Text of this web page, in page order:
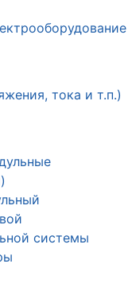
тока и т.п.)
системы